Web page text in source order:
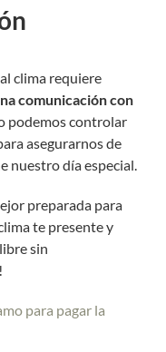
clima requiere
comunicación con
podemos controlar
asegurarnos de
nuestro día especial.
preparada para
te presente y
sin
para pagar la